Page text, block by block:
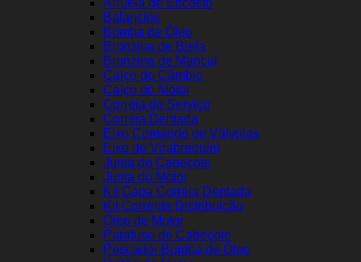
Balancins
Bomba de Óleo
Bronzina de Biela
Bronzina de Mancal
Calço do Câmbio
Calço do Motor
Correia de Serviço
Correia Dentada
Eixo Comando de Válvulas
Eixo de Virabrequim
Junta do Cabeçote
Junta do Motor
Kit Capa Correia Dentada
Kit Corrente Distribuição
Óleo de Motor
Parafuso de Cabeçote
Pescador Bomba de Óleo